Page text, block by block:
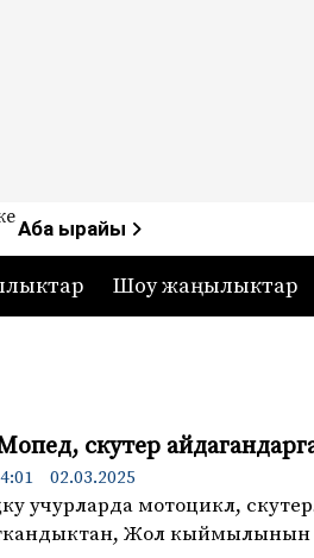
—
Аба ырайы
Шоу жаңылыктар
скутер
02.03.2025
учурларда мотоцикл,
Жол кыймылынын